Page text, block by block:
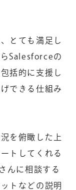
とても満足し
Salesforceの
括的に支援し
できる仕組み
を俯瞰した上
トしてくれる
んに相談する
トなどの説明